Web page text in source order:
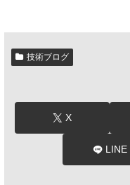
技術ブログ
X
LINE